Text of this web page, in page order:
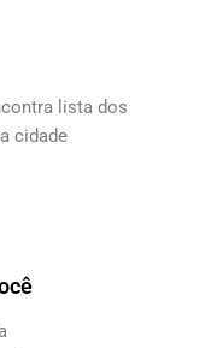
lista dos
cidade